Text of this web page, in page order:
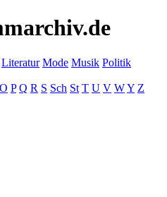
Literatur Mode Musik Politik
O P Q R S Sch St T U V WY Z